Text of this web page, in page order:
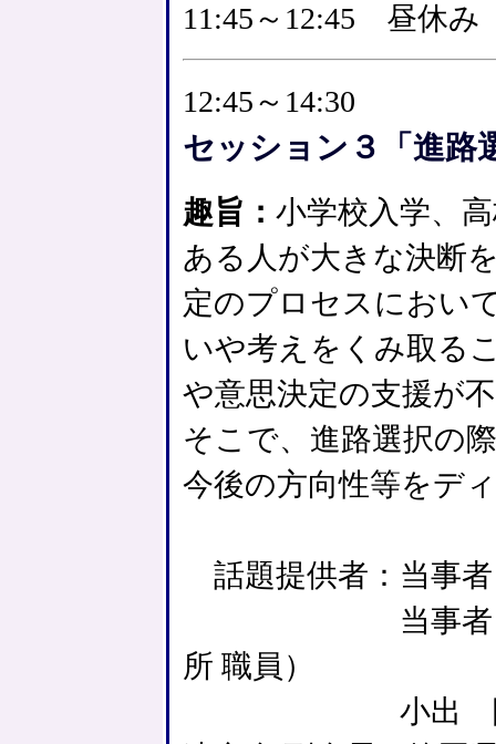
11:45～12:45 昼休み
12:45～14:30
セッション３「進路
趣旨：小学校入学、
ある人が大きな決断
定のプロセスにおい
いや考えをくみ取る
や意思決定の支援が
そこで、進路選択の
今後の方向性等をデ
話題提供者：当事
当事者（放課
所 職員）
小出 隆司（